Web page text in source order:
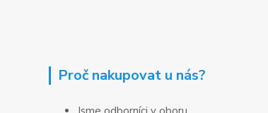
Proč nakupovat u nás?